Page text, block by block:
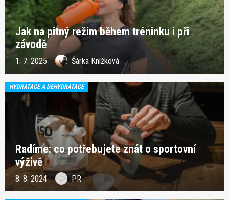
Jak na pitný režim během tréninku i při
závodě
1. 7. 2025 Šárka Knížková
HYDRATACE A DEHYDRATACE
Radíme: co potřebujete znát o sportovní
výživě
8. 8. 2024 PR